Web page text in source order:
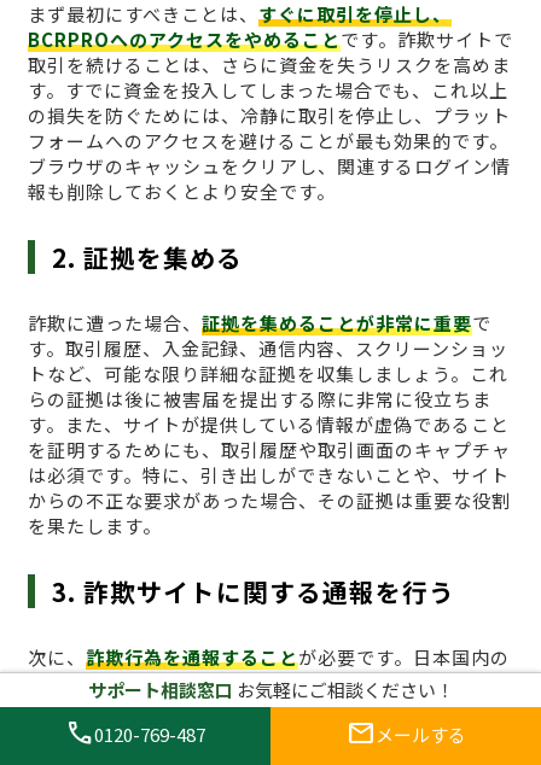
まず最初にすべきことは、 すぐに取引を停止し、
BCRPROへのアクセスをやめることです。詐欺サイトで
取引を続けることは、さらに資金を失うリスクを高めま
す。すでに資金を投入してしまった場合でも、これ以上
の損失を防ぐためには、冷静に取引を停止し、プラット
フォームへのアクセスを避けることが最も効果的です。
ブラウザのキャッシュをクリアし、関連するログイン情
報も削除しておくとより安全です。
2. 証拠を集める
詐欺に遭った場合、 証拠を集めることが非常に重要で
す。取引履歴、入金記録、通信内容、スクリーンショッ
トなど、可能な限り詳細な証拠を収集しましょう。これ
らの証拠は後に被害届を提出する際に非常に役立ちま
す。また、サイトが提供している情報が虚偽であること
を証明するためにも、取引履歴や取引画面のキャプチャ
は必須です。特に、引き出しができないことや、サイト
からの不正な要求があった場合、その証拠は重要な役割
を果たします。
3. 詐欺サイトに関する通報を行う
次に、 詐欺行為を通報することが必要です。日本国内の
場合、仮想通貨に関する詐欺の被害は、金融庁や消費者
庁などの公的機関に報告することができます。また、イ
ンターネット上での詐欺行為に関しては、警察のサイバ
サポート相談窓口 お気軽にご相談ください！
call0120-769-487 mail メールする